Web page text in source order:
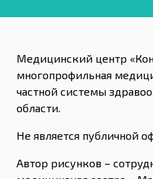
Медицинский центр
многопрофильная
частной системы
области.
Не является публичной
Автор рисунков –